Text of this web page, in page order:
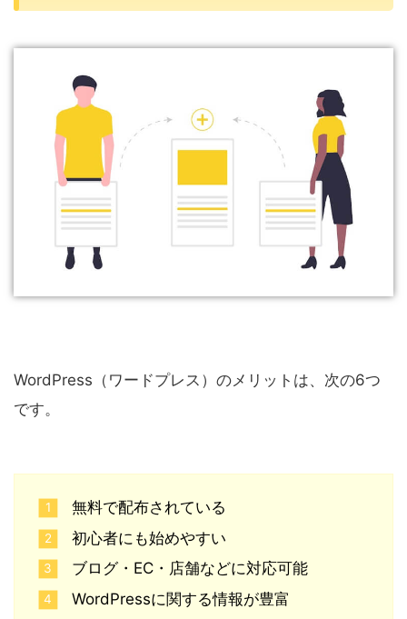
WordPress（ワードプレス）のメリットは、次の6つ
です。
無料で配布されている
初心者にも始めやすい
ブログ・EC・店舗などに対応可能
WordPressに関する情報が豊富